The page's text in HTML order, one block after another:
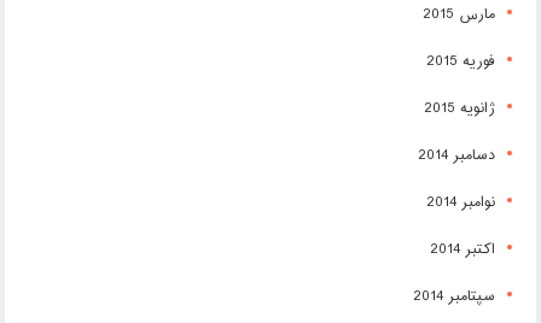
مارس 2015
فوریه 2015
ژانویه 2015
دسامبر 2014
نوامبر 2014
اکتبر 2014
سپتامبر 2014